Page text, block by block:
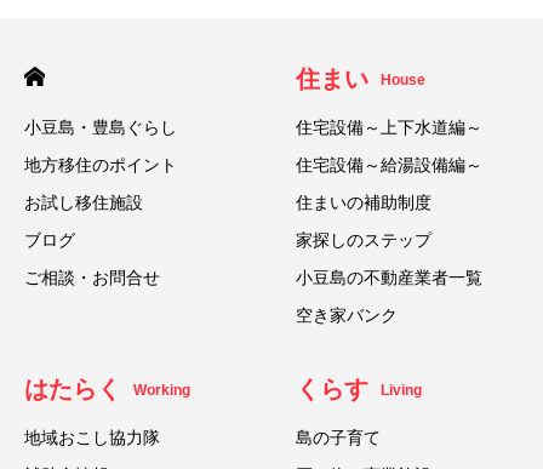
小豆島・豊島ぐらし
地方移住のポイント
お試し移住施設
ブログ
ご相談・お問合せ
住まい House
住宅設備～上下水道編～
住宅設備～給湯設備編～
住まいの補助制度
家探しのステップ
小豆島の不動産業者一覧
空き家バンク
はたらく Working
地域おこし協力隊
くらす Living
島の子育て